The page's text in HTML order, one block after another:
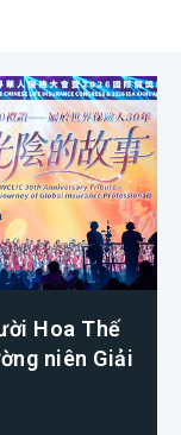
Hoa Thế
niên Giải